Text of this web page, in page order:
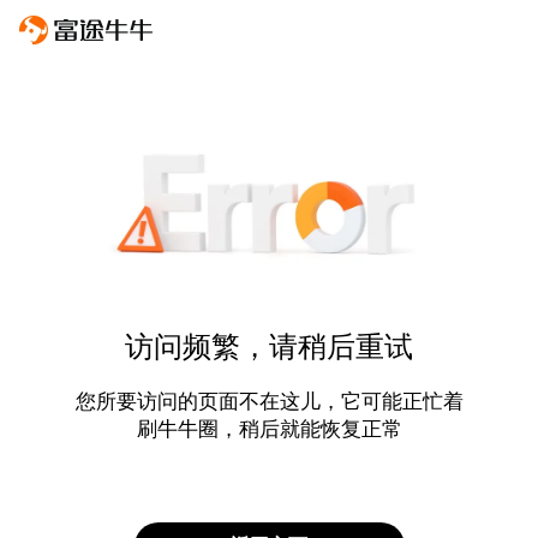
访问频繁，请稍后重试
您所要访问的页面不在这儿，它可能正忙着
刷牛牛圈，稍后就能恢复正常